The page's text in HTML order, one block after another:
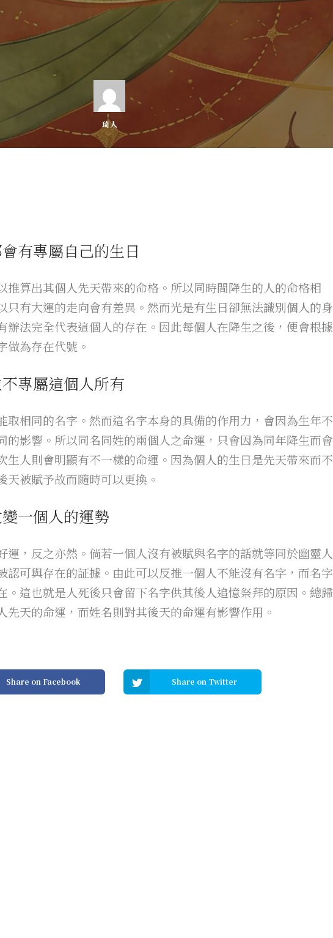
琦人
有專屬自己的生日
推算出其個人先天帶來的命格。所以同時間降生的人的命格相
只有大運的走向會有差異。然而光是有生日卻無法識別個人的身
辦法完全代表這個人的存在。因此每個人在降生之後，便會根據
做為存在代號。
專屬這個人所有
取相同的名字。然而這名字本身的具備的作用力，會因為生年不
的影響。所以同名同姓的兩個人之命運，只會因為同年降生而會
生人則會明顯有不一樣的命運。因為個人的生日是先天帶來而不
天被賦予故而隨時可以更換。
一個人的運勢
運，反之亦然。倘若一個人沒有被賦與名字的話就等同於幽靈人
認可與存在的証據。由此可以反推一個人不能沒有名字，而名字
。這也就是人死後只會留下名字供其後人追憶祭拜的原因。總歸
先天的命運，而姓名則對其後天的命運有影響作用。
Share on Facebook Share on Twitter